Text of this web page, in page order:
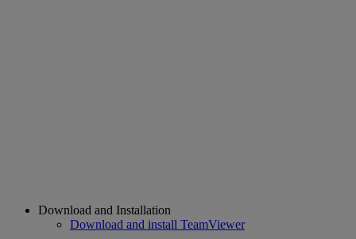
Download and Installation
Download and install TeamViewer